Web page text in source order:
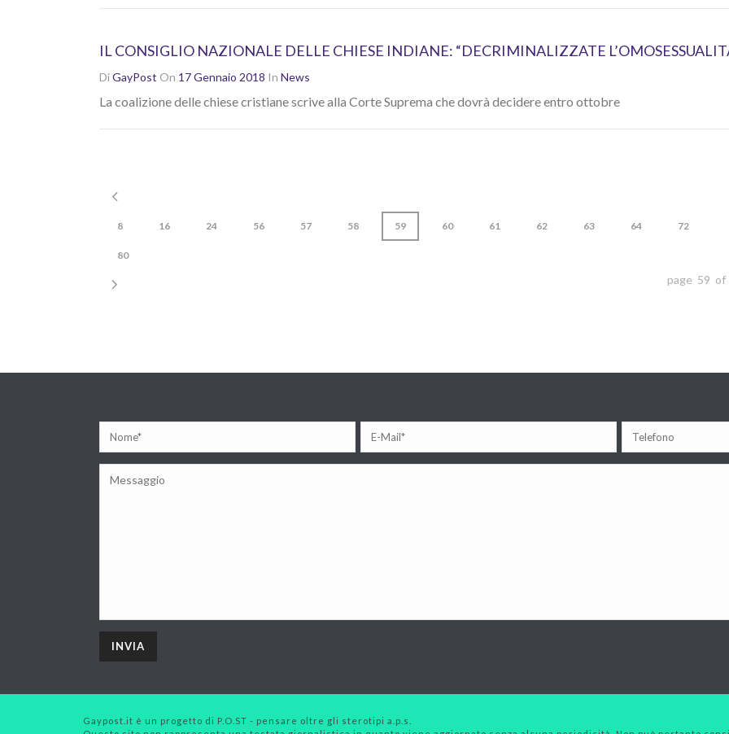
IL CONSIGLIO NAZIONALE DELLE CHIESE INDIANE: “DECRIMINALIZZATE
DiGayPost On 17 Gennaio 2018 In News
La coalizione delle chiese cristiane scrive alla Corte Suprema che dovrà decidere entro ottobre
8 16 24 56 57 58 59 60 61 62 63 64 72
80
page 59 of
Gaypost.it è un progetto di P.O.ST - pensare oltre gli sterotipi a.p.s.